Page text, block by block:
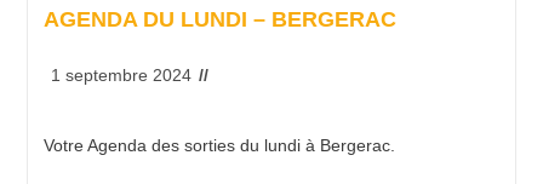
AGENDA DU LUNDI – BERGERAC
1 septembre 2024
Votre Agenda des sorties du lundi à Bergerac.